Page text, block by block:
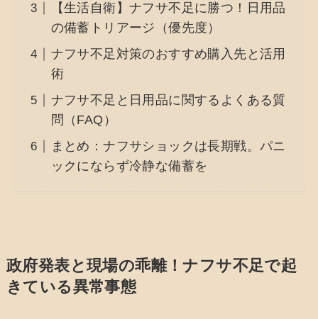
【生活自衛】ナフサ不足に勝つ！日用品
の備蓄トリアージ（優先度）
ナフサ不足対策のおすすめ購入先と活用
術
ナフサ不足と日用品に関するよくある質
問（FAQ）
まとめ：ナフサショックは長期戦。パニ
ックにならず冷静な備蓄を
政府発表と現場の乖離！ナフサ不足で起
きている異常事態